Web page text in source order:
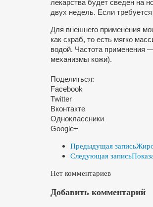
лекарства будет сведен на
двух недель. Если
Для внешнего применения
как скраб, то есть мягко
водой. Частота применения
механизмы кожи).
Поделиться:
Facebook
Twitter
Вконтакте
Одноклассники
Google+
Предыдущая запись
Следующая запись
Нет комментариев
Добавить комментарий